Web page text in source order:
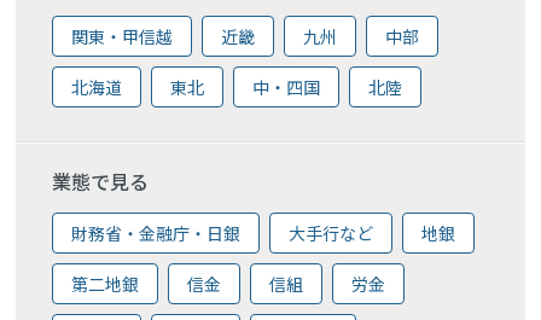
関東・甲信越 近畿 九州 中部
北海道 東北 中・四国 北陸
業態で見る
財務省・金融庁・日銀 大手行など 地銀
第二地銀 信金 信組 労金